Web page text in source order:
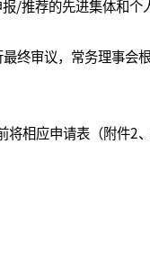
/推荐的先进集体和个
终审议，常务理事会
相应申请表（附件2